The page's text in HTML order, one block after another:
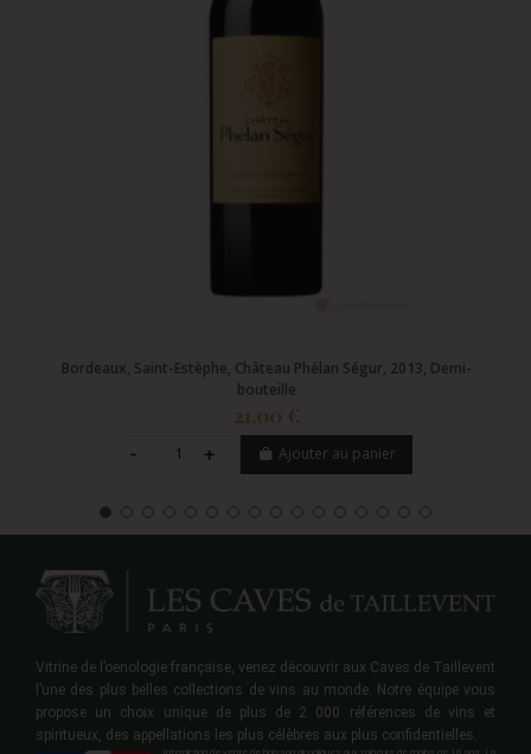
Bordeaux, Saint-Estèphe, Château Phélan Ségur, 2013, Demi-
bouteille
21,00 €
Ajouter au panier
Vitrine de l’oenologie française, venez découvrir aux Caves de Taillevent
l’une des plus belles collections de vins au monde. Notre équipe vous
propose un choix unique de plus de 2 000 références de vins et
spiritueux, des appellations les plus célèbres aux plus confidentielles.